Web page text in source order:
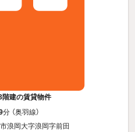
建の賃貸物件
分 （奥羽線）
浪岡大字浪岡字前田